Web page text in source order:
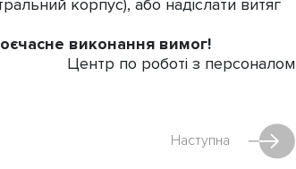
корпус), або надіслати витяг
виконання вимог!
Центр по роботі з персоналом
Наступна